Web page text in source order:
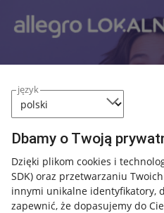
język
Dbamy o Twoją
Dzięki plikom cookies i
SDK) oraz przetwarzaniu
innymi unikalne identyfikatory,
zapewnić, że dopasujemy do